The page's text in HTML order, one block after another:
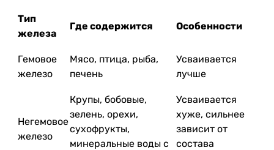
Тип
железа
Где содержится Особенности
Гемовое
железо
Мясо, птица, рыба,
печень
Усваивается
лучше
Негемовое
железо
Крупы, бобовые,
зелень, орехи,
сухофрукты,
минеральные воды с
Усваивается
хуже, сильнее
зависит от
состава